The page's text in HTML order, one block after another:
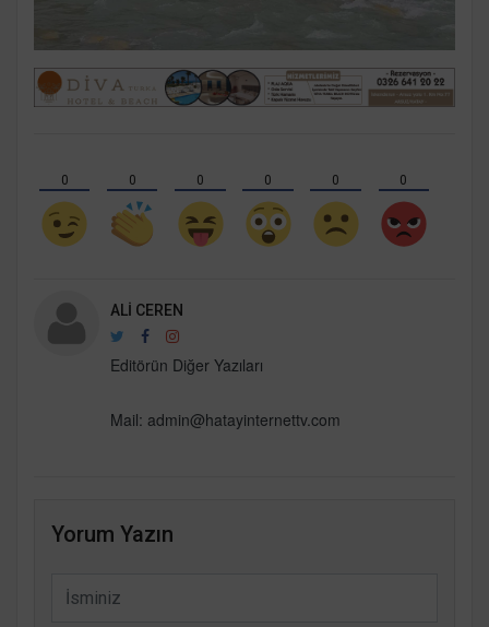
0 0 0 0 0 0
ALI CEREN
Editörün Diğer Yazıları
Mail: admin@hatayinternettv.com
Yorum Yazın